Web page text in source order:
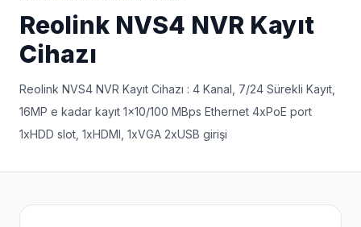
Reolink NVS4 NVR Kayıt
Cihazı
Reolink NVS4 NVR Kayıt Cihazı : 4 Kanal, 7/24 Sürekli Kayıt,
16MP e kadar kayıt 1x10/100 MBps Ethernet 4xPoE port
1xHDD slot, 1xHDMI, 1xVGA 2xUSB girişi